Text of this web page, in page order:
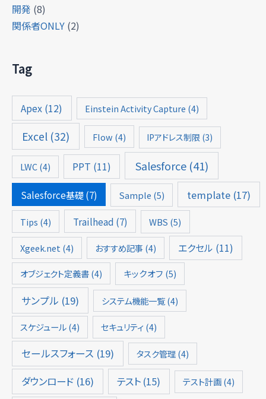
開発 (8)
関係者ONLY (2)
Tag
Apex (12) Einstein Activity Capture (4)
Excel(32) Flow (4) IPアドレス制限 (3)
LWC(4) PPT (11) Salesforce(41)
Salesforce基礎(7) Sample (5) template(17)
Tips (4) Trailhead (7) WBS (5)
Xgeek.net (4) おすすめ記事(4) エクセル (11)
オブジェクト定義書(4) キックオフ (5)
サンプル (19) システム機能一覧(4)
スケジュール(4) セキュリティ (4)
セールスフォース (19) タスク管理(4)
ダウンロード(16) テスト (15) テスト計画(4)